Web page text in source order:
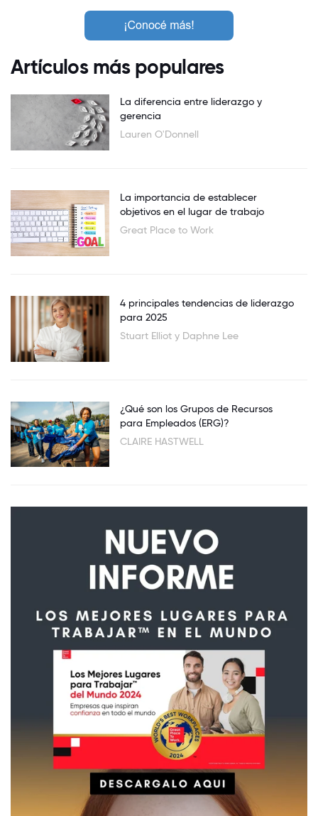
Artículos más populares
La diferencia entre liderazgo y
gerencia
Lauren O'Donnell
La importancia de establecer
objetivos en el lugar de trabajo
Great Place to Work
4 principales tendencias de liderazgo
para 2025
Stuart Elliot y Daphne Lee
¿Qué son los Grupos de Recursos
para Empleados (ERG)?
CLAIRE HASTWELL